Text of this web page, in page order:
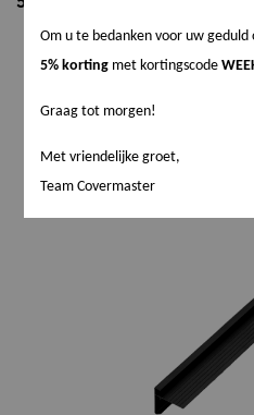
Om u te bedanken voor uw
5% korting met kortingscode
Graag tot morgen!
Met vriendelijke groet,
Team Covermaster